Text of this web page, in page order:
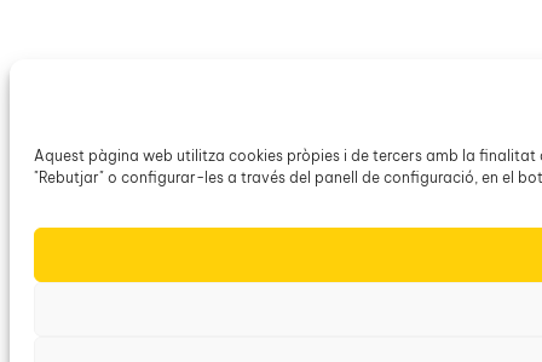
Aquest pàgina web utilitza cookies pròpies i de tercers amb la
"Rebutjar" o configurar-les a través del panell de configuració, en el